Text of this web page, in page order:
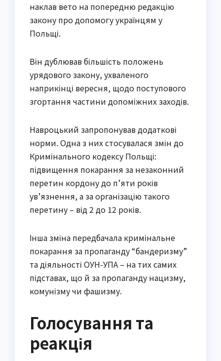
наклав вето на попередню редакцію
закону про допомогу українцям у
Польщі.
Він дублював більшість положень
урядового закону, ухваленого
наприкінці вересня, щодо поступового
згортання частини допоміжних заходів.
Навроцький запропонував додаткові
норми. Одна з них стосувалася змін до
Кримінального кодексу Польщі:
підвищення покарання за незаконний
перетин кордону до п’яти років
ув’язнення, а за організацію такого
перетину – від 2 до 12 років.
Інша зміна передбачала кримінальне
покарання за пропаганду “бандеризму”
та діяльності ОУН-УПА – на тих самих
підставах, що й за пропаганду нацизму,
комунізму чи фашизму.
Голосування та
реакція